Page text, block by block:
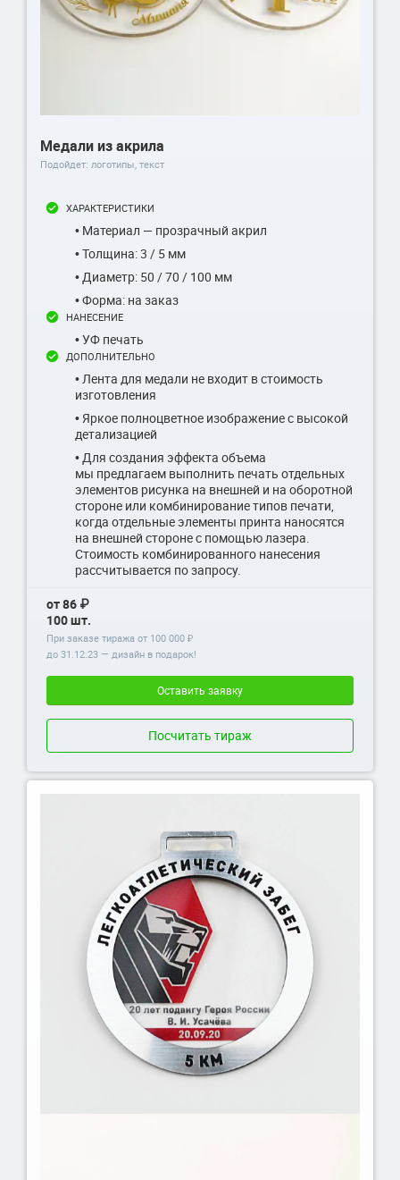
Медали из акрила
Подойдет: логотипы, текст
ХАРАКТЕРИСТИКИ
• Материал — прозрачный акрил
• Толщина: 3 / 5 мм
• Диаметр: 50 / 70 / 100 мм
• Форма: на заказ
НАНЕСЕНИЕ
• УФ печать
ДОПОЛНИТЕЛЬНО
• Лента для медали не входит в стоимость
изготовления
• Яркое полноцветное изображение с высокой
детализацией
• Для создания эффекта объема
мы предлагаем выполнить печать отдельных
элементов рисунка на внешней и на оборотной
стороне или комбинирование типов печати,
когда отдельные элементы принта наносятся
на внешней стороне с помощью лазера.
Стоимость комбинированного нанесения
рассчитывается по запросу.
от 86 ₽
100 шт.
При заказе тиража от 100 000 ₽
до 31.12.23 — дизайн в подарок!
Оставить заявку
Посчитать тираж